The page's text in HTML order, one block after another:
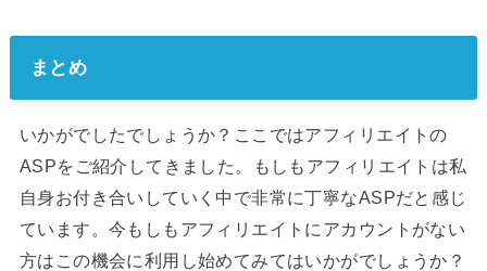
まとめ
いかがでしたでしょうか？ここではアフィリエイトの
ASPをご紹介してきました。もしもアフィリエイトは私
自身お付き合いしていく中で非常に丁寧なASPだと感じ
ています。今もしもアフィリエイトにアカウントがない
方はこの機会に利用し始めてみてはいかがでしょうか？